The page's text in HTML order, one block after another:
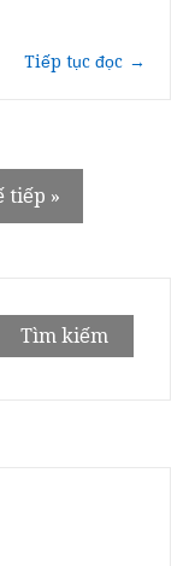
Tiếp tục đọc →
tiếp »